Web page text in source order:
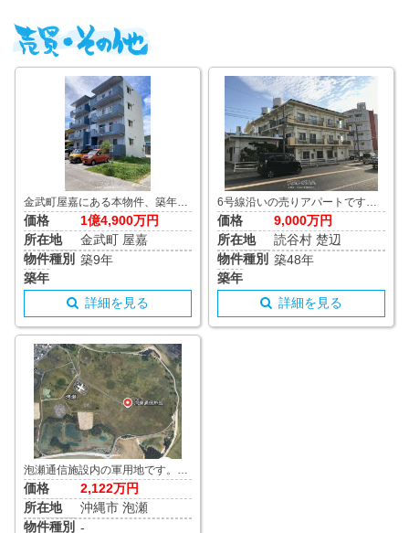
価格
1億4,900万円
所在地
金武町 屋嘉
物件種別
築年
築9年
詳細を見る
価格
9,000万円
所在地
読谷村 楚辺
物件種別
築年
築48年
詳細を見る
価格
2,122万円
所在地
沖縄市 泡瀬
物件種別
-